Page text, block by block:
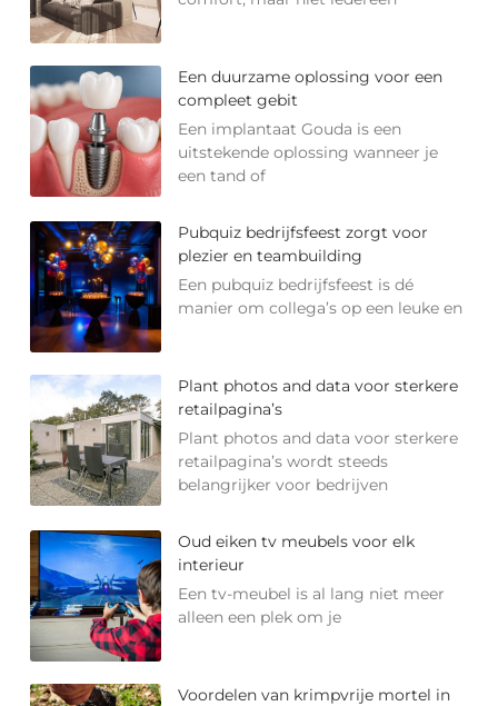
Een duurzame oplossing voor een
compleet gebit
Een implantaat Gouda is een
uitstekende oplossing wanneer je
een tand of
Pubquiz bedrijfsfeest zorgt voor
plezier en teambuilding
Een pubquiz bedrijfsfeest is dé
manier om collega’s op een leuke en
Plant photos and data voor sterkere
retailpagina’s
Plant photos and data voor sterkere
retailpagina’s wordt steeds
belangrijker voor bedrijven
Oud eiken tv meubels voor elk
interieur
Een tv-meubel is al lang niet meer
alleen een plek om je
Voordelen van krimpvrije mortel in